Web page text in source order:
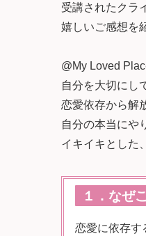
受講されたクラ
嬉しいご感想を
@My Loved
自分を大切にし
恋愛依存から解
自分の本当にや
イキイキとした
１．なぜ
恋愛に依存す